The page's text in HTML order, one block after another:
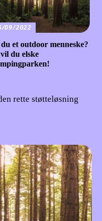
09/2022
et outdoor menneske?
du elske
rette støtteløsning